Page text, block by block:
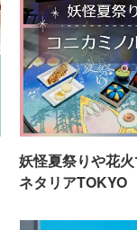
妖怪夏祭りや花
ネタリアTOKYO